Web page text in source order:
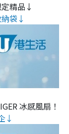
精品↓
袋↓
冰感風扇！
↓